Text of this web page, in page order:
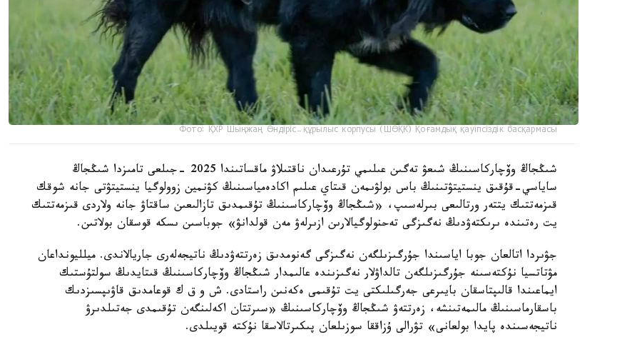
Фото: ҚХР Шыңжаң Өндіріс-құрылыс корпусы (ШӨҚК) Қоғамдық қауіпсіздік басқармасы
شىڭجاڭ وۆچاركاسىنىڭ شىعۋ تەگىن عىلىمي تۇرعىدان ناقتىلاۋ ماقساتىندا 2025 -جىلعى تامىزدا شىڭجاڭ
ساياسي-قۇقىق ينستيتۋتىنىڭ باس بولۋىمەن قىتاي عىلىم اكادەمياسىنىڭ كۋنمين زوولوگيا ينستيتۋتى جانە شوقك
قىزمەتتىك يتتەر ورتالىعى بىرلەسىپ، «شىڭجاڭ وۆچاركاسىنىڭ تۇقىمدىق تازالىعىن ساقتاۋ جانە ولاردى قىزمەتتىك
يت رەتىندە ىرىكتەۋدىڭ نەگىزگى تەحنولوگيالارىن ازىرلەۋ مەن قولدانۋ» جوباسىن ىسكە قوسقان بولاتىن.
جۋىردا اتالعان جوبا اياسىندا جۇرگىزىلگەن نەگىزگى گەنومدىق زەرتتەۋدىڭ ناتيجەلەرى جاريالاندى. ميلليونداعان
مۋتاتسيا نۇكتەسىنە جۇرگىزىلگەن تالداۋلار نەگىزىندە عالىمدار شىڭجاڭ وۆچاركاسىنىڭ قىتايدىڭ سولتۇستىك
ايماعىندا قالىپتاسقان بايىرعى جەرگىلىكتى يت تۇقىمى ەكەنىن راستادى. ش و ق ك قوعامدىق قاۋىپسىزدىك
باسقارماسىنىڭ مالىمەتىنشە، زەرتتەۋ شىڭجاڭ وۆچاركاسىنىڭ «سىرتتان اكەلىنگەن تۇقىمدى جەتىلدىرۋ
ناتيجەسىندە پايدا بولعانى» تۋرالى ۇزاققا سوزىلعان پىكىرتالاسقا نۇكتە قويىلدى.